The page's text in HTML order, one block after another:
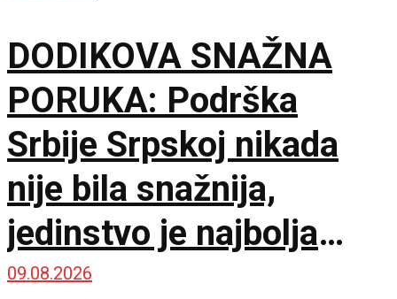
DODIKOVA SNAŽNA
PORUKA: Podrška
Srbije Srpskoj nikada
nije bila snažnija,
jedinstvo je najbolja
garancija
09.08.2026